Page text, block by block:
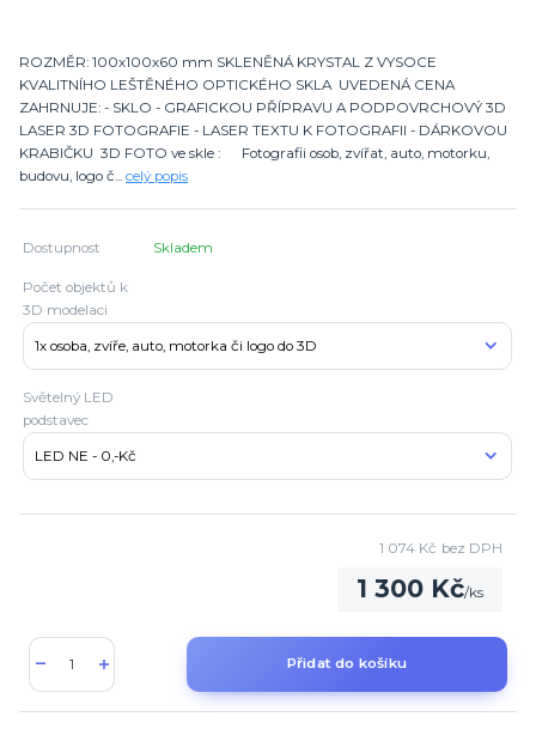
ROZMĚR: 100x100x60 mm SKLENĚNÁ KRYSTAL Z VYSOCE
KVALITNÍHO LEŠTĚNÉHO OPTICKÉHO SKLA UVEDENÁ CENA
ZAHRNUJE: - SKLO - GRAFICKOU PŘÍPRAVU A PODPOVRCHOVÝ 3D
LASER 3D FOTOGRAFIE - LASER TEXTU K FOTOGRAFII - DÁRKOVOU
KRABIČKU 3D FOTO ve skle : Fotografii osob, zvířat, auto, motorku,
budovu, logo č... celý popis
Dostupnost Skladem
Počet objektů k
3D modelaci
Světelný LED
podstavec
1 300 Kč/ks
1 074 Kč bez DPH
Přidat do košíku